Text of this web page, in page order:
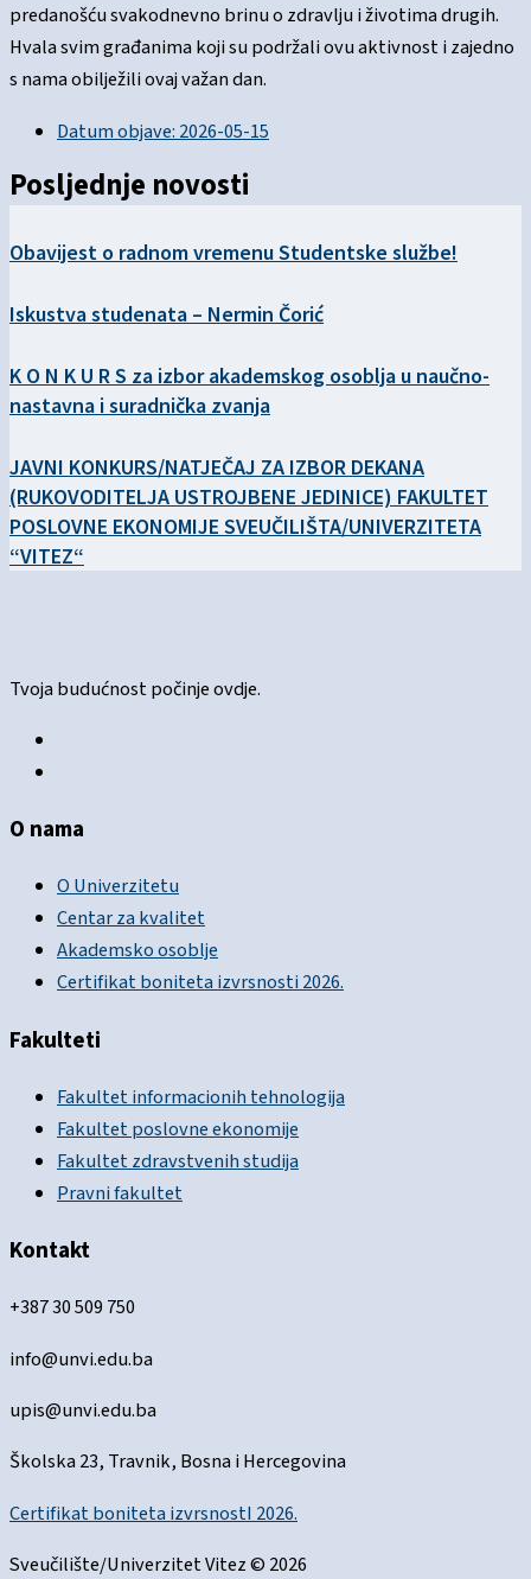
predanošću svakodnevno brinu o zdravlju i životima drugih.
Hvala svim građanima koji su podržali ovu aktivnost i zajedno
s nama obilježili ovaj važan dan.
Datum objave: 2026-05-15
Posljednje novosti
Obavijest o radnom vremenu Studentske službe!
Iskustva studenata – Nermin Čorić
K O N K U R S za izbor akademskog osoblja u naučno-
nastavna i suradnička zvanja
JAVNI KONKURS/NATJEČAJ ZA IZBOR DEKANA
(RUKOVODITELJA USTROJBENE JEDINICE) FAKULTET
POSLOVNE EKONOMIJE SVEUČILIŠTA/UNIVERZITETA
“VITEZ“
Tvoja budućnost počinje ovdje.
O nama
O Univerzitetu
Centar za kvalitet
Akademsko osoblje
Certifikat boniteta izvrsnosti 2026.
Fakulteti
Fakultet informacionih tehnologija
Fakultet poslovne ekonomije
Fakultet zdravstvenih studija
Pravni fakultet
Kontakt
+387 30 509 750
info@unvi.edu.ba
upis@unvi.edu.ba
Školska 23, Travnik, Bosna i Hercegovina
Certifikat boniteta izvrsnostI 2026.
Sveučilište/Univerzitet Vitez © 2026